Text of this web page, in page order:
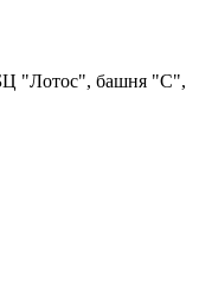
"Лотос", башня "С",